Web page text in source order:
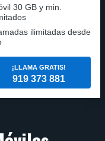
30 GB y min.
ilimitadas desde
¡LLAMA GRATIS!
919 373 881